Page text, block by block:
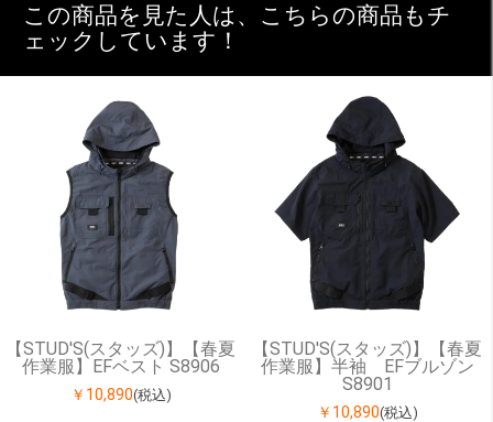
この商品を見た人は、こちらの商品もチ
ェックしています！
【STUD'S(スタッズ)】【春夏
作業服】EFベスト S8906
￥10,890(税込)
【STUD'S(スタッズ)】【春夏
作業服】半袖 EFブルゾン
S8901
￥10,890(税込)